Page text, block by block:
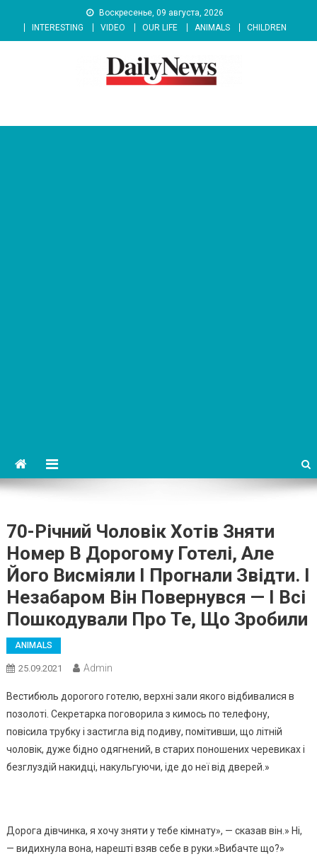
content
Воскресенье, 09 августа, 2026
INTERESTING
VIDEO OUR LIFE ANIMALS CHILDREN
70-Річний Чоловік Хотів Зняти
Номер В Дорогому Готелі, Але
Його Висміяли І Прогнали Звідти. І
Незабаром Він Повернувся — І Всі
Пошкодували Про Те, Що Зробили
ANIMALS
25.09.2021 Admin
Вестибюль дорогого готелю, верхні зали якого відбивалися в
позолоті. Секретарка поговорила з кимось по телефону,
повісила трубку і застигла від подиву, помітивши, що літній
чоловік, дуже бідно одягнений, в старих поношених черевиках і
безглуздій накидці, накульгуючи, іде до неї від дверей.»
Дорога дівчинка, я хочу зняти у тебе кімнату», — сказав він.» Ні,
— видихнула вона, нарешті взяв себе в руки.»Вибачте що?»